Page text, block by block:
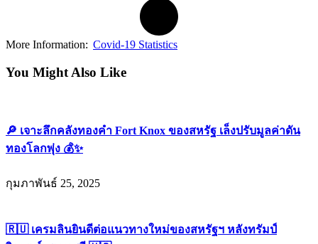
More Information: Covid-19 Statistics
You Might Also Like
🔎 เจาะลึกคลังทองคำ Fort Knox ของสหรัฐ เล็งปรับมูลค่าดัน
ทองโลกพุ่ง 💰✨
กุมภาพันธ์ 25, 2025
🇷🇺 เครมลินยินดีต่อแนวทางใหม่ของสหรัฐฯ หลังทรัมป์